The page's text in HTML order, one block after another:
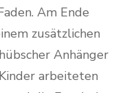
Am Ende
zusätzlichen
Anhänger
arbeiteten